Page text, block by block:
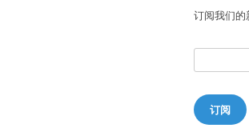
订阅我们的
订阅